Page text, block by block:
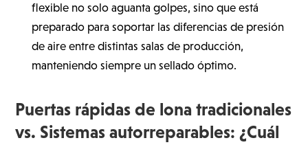
flexible no solo aguanta golpes, sino que está
preparado para soportar las diferencias de presión
de aire entre distintas salas de producción,
manteniendo siempre un sellado óptimo.
Puertas rápidas de lona tradicionales
vs. Sistemas autorreparables: ¿Cuál